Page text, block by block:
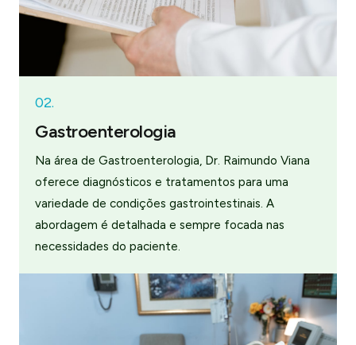
02.
Gastroenterologia
Na área de Gastroenterologia, Dr. Raimundo Viana
oferece diagnósticos e tratamentos para uma
variedade de condições gastrointestinais. A
abordagem é detalhada e sempre focada nas
necessidades do paciente.